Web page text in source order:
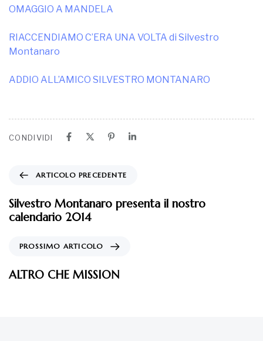
OMAGGIO A MANDELA
RIACCENDIAMO C’ERA UNA VOLTA di Silvestro
Montanaro
ADDIO ALL’AMICO SILVESTRO MONTANARO
CONDIVIDI
ARTICOLO PRECEDENTE
Silvestro Montanaro presenta il nostro
calendario 2014
PROSSIMO ARTICOLO
ALTRO CHE MISSION